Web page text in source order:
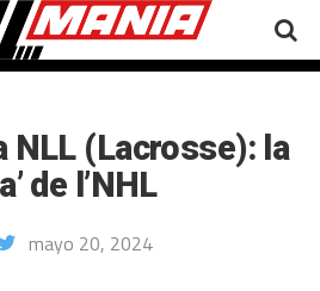
NLL (Lacrosse): la
de l’NHL
mayo 20, 2024